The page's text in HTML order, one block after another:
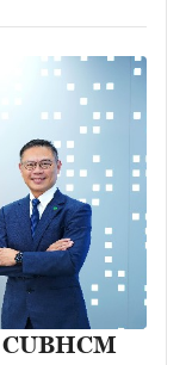
CUBHCM